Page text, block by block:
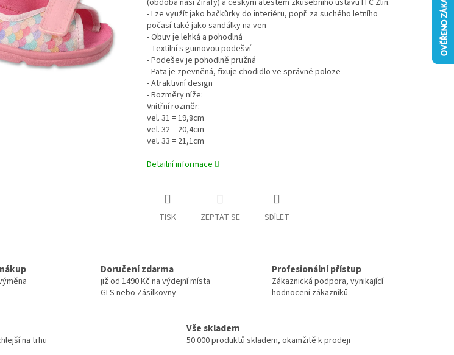
(obdoba naší Žirafy) a českým atestem zkušebního ústavu ITC Zlín.
- Lze využít jako bačkůrky do interiéru, popř. za suchého letního
počasí také jako sandálky na ven
- Obuv je lehká a pohodlná
- Textilní s gumovou podešví
- Podešev je pohodlně pružná
- Pata je zpevněná, fixuje chodidlo ve správné poloze
- Atraktivní design
- Rozměry níže:
Vnitřní rozměr:
vel. 31 = 19,8cm
vel. 32 = 20,4cm
vel. 33 = 21,1cm
Detailní informace
TISK ZEPTAT SE SDÍLET
Doručení zdarma
již od 1490 Kč na výdejní místa
GLS nebo Zásilkovny
Profesionální přístup
Zákaznická podpora, vynikající
hodnocení zákazníků
na trhu
Vše skladem
50 000 produktů skladem, okamžitě k prodeji